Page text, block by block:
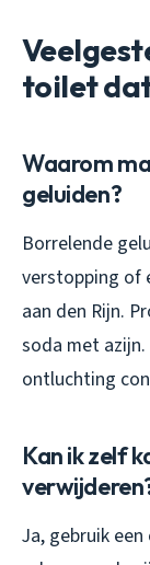
toilet
Waarom
geluiden?
Borrelende
verstopping of
aan den Rijn.
soda met
ontluchting
Kan ik zelf
Ja, gebruik